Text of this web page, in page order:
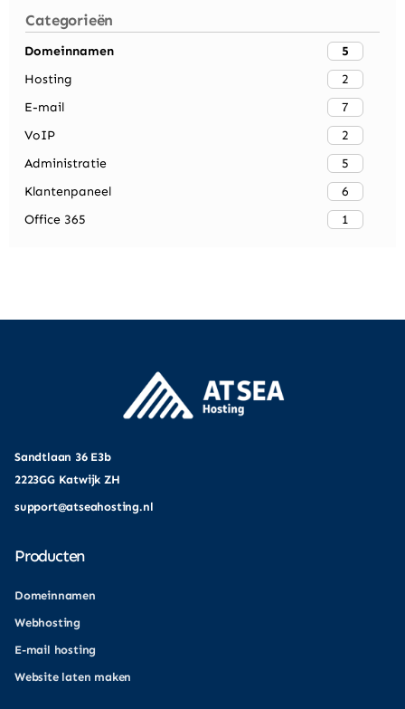
Categorieën
Domeinnamen
5
Hosting
2
E-mail
7
VoIP
2
Administratie
5
Klantenpaneel
6
Office 365
1
Sandtlaan 36 E3b
2223GG Katwijk ZH
support@atseahosting.nl
Producten
Domeinnamen
Webhosting
E-mail hosting
Website laten maken